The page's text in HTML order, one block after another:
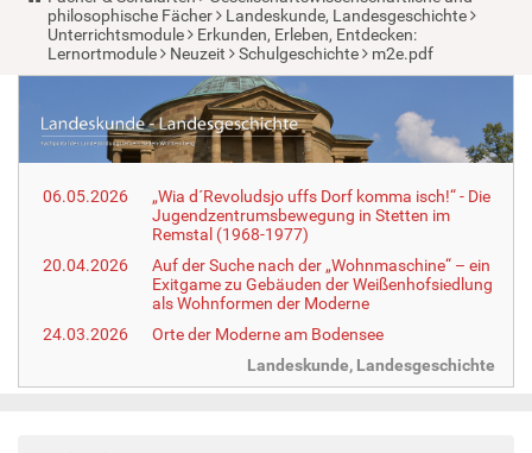
o
u
a
r
e
r
e
philosophische Fächer
Landeskunde, Landesgeschichte
Unterrichtsmodule
Erkunden, Erleben, Entdecken:
Lernortmodule
Neuzeit Schulgeschichte m2e.pdf
06.05.2026
„Wia d´Revoludsjo uffs Dorf komma isch!“ - Die
Jugendzentrumsbewegung in Stetten im
Remstal (1968-1977)
20.04.2026
Auf der Suche nach der „Wohnmaschine“ – ein
Exitgame zu Gebäuden der Weißenhofsiedlung
als Wohnformen der Moderne
24.03.2026
Orte der Moderne am Bodensee
Landeskunde, Landesgeschichte